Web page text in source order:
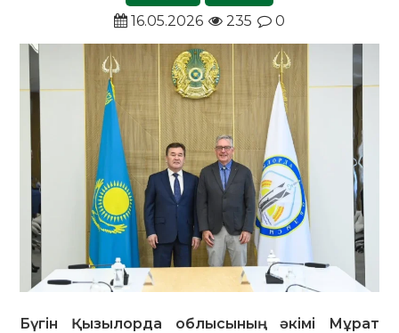
16.05.2026
235 0
Бүгін Қызылорда облысының әкімі Мұрат